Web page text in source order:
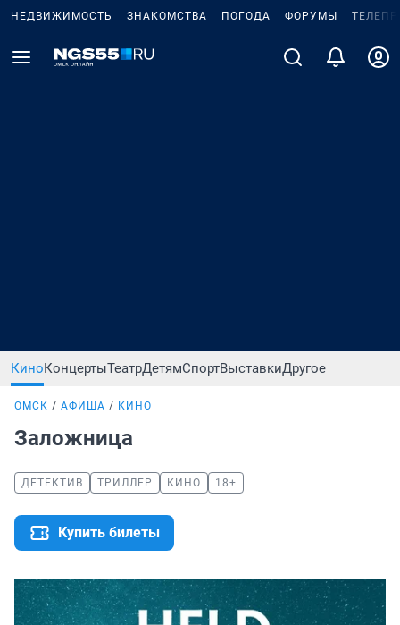
НЕДВИЖИМОСТЬ ЗНАКОМСТВА ПОГОДА ФОРУМЫ
КиноКонцертыТеатрДетямСпортВыставкиДругое
ОМСК АФИША КИНО
Заложница
ДЕТЕКТИВ ТРИЛЛЕР КИНО 18+
Купить билеты